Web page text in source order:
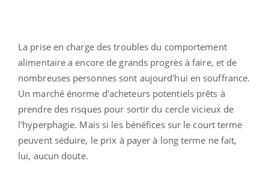
La prise en charge des troubles du comportement
alimentaire a encore de grands progrès à faire, et de
nombreuses personnes sont aujourd'hui en souffrance.
Un marché énorme d'acheteurs potentiels prêts à
prendre des risques pour sortir du cercle vicieux de
l'hyperphagie. Mais si les bénéfices sur le court terme
peuvent séduire, le prix à payer à long terme ne fait,
lui, aucun doute.